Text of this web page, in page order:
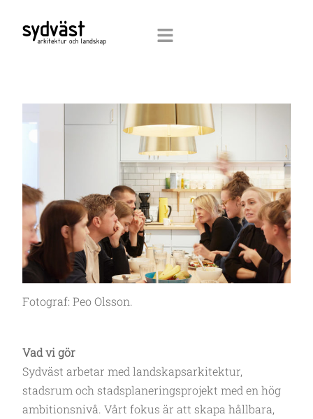
Fotograf: Peo Olsson.
Vad vi gör
Sydväst arbetar med landskapsarkitektur,
stadsrum och stadsplaneringsprojekt med en hög
ambitionsnivå. Vårt fokus är att skapa hållbara,